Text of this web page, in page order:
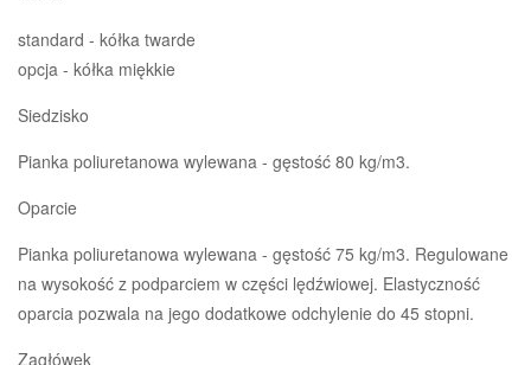
standard - kółka twarde
opcja - kółka miękkie
Siedzisko
Pianka poliuretanowa wylewana - gęstość 80 kg/m3.
Oparcie
Pianka poliuretanowa wylewana - gęstość 75 kg/m3. Regulowane
na wysokość z podparciem w części lędźwiowej. Elastyczność
oparcia pozwala na jego dodatkowe odchylenie do 45 stopni.
Zagłówek